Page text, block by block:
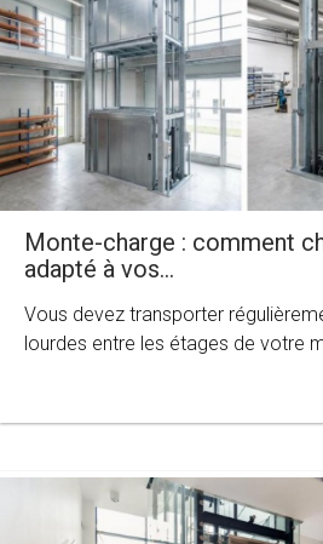
Monte-charge : comment
adapté à vos...
Vous devez transporter
lourdes entre les étages de votre